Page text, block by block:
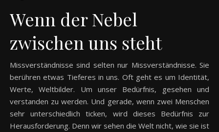
Wenn der Nebel
zwischen uns steht
Missverständnisse sind selten nur Missverständnisse. Sie
berühren etwas Tieferes in uns. Oft geht es um Identität,
Werte, Weltbilder. Um unser Bedürfnis, gesehen und
verstanden zu werden. Und gerade, wenn zwei Menschen
sehr unterschiedlich ticken, wird dieses Bedürfnis zur
Herausforderung. Denn wir sehen die Welt nicht, wie sie ist